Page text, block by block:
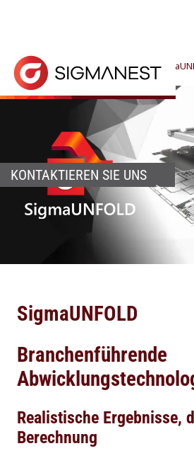
Home> Produkte > CAD/CAM>
SigmaUNFOLD ermöglicht die
KONTAKTIEREN SIE UNS
SigmaUNFOLD
Branchenführende
Realistische Ergebnisse,
Berechnung